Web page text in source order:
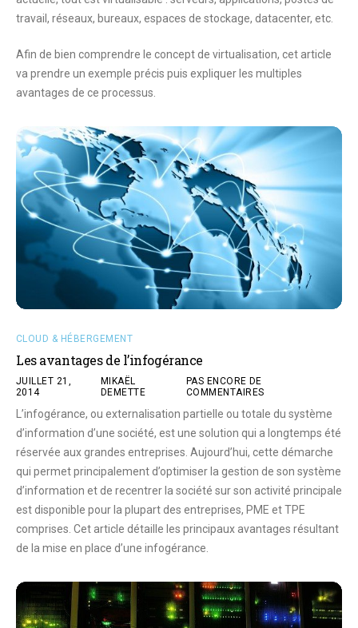
travail, réseaux, bureaux, espaces de stockage, datacenter, etc.
Afin de bien comprendre le concept de virtualisation, cet article
va prendre un exemple précis puis expliquer les multiples
avantages de ce processus.
CLOUD & HÉBERGEMENT
Les avantages de l’infogérance
JUILLET 21,
2014
MIKAËL
DEMETTE
PAS ENCORE DE
COMMENTAIRES
L’infogérance, ou externalisation partielle ou totale du système
d’information d’une société, est une solution qui a longtemps été
réservée aux grandes entreprises. Aujourd’hui, cette démarche
qui permet principalement d’optimiser la gestion de son système
d’information et de recentrer la société sur son activité principale
est disponible pour la plupart des entreprises, PME et TPE
comprises. Cet article détaille les principaux avantages résultant
de la mise en place d’une infogérance.